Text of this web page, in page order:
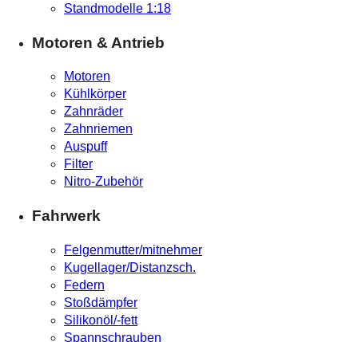
Standmodelle 1:18
Motoren & Antrieb
Motoren
Kühlkörper
Zahnräder
Zahnriemen
Auspuff
Filter
Nitro-Zubehör
Fahrwerk
Felgenmutter/mitnehmer
Kugellager/Distanzsch.
Federn
Stoßdämpfer
Silikonöl/-fett
Spannschrauben